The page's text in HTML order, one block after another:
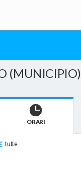
(MUNICIPIO)
ORARI
tutte